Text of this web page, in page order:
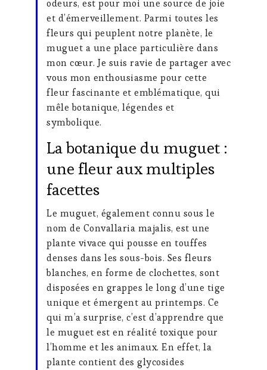
odeurs, est pour moi une source de joie
et d’émerveillement. Parmi toutes les
fleurs qui peuplent notre planète, le
muguet a une place particulière dans
mon cœur. Je suis ravie de partager avec
vous mon enthousiasme pour cette
fleur fascinante et emblématique, qui
mêle botanique, légendes et
symbolique.
La botanique du muguet :
une fleur aux multiples
facettes
Le muguet, également connu sous le
nom de Convallaria majalis, est une
plante vivace qui pousse en touffes
denses dans les sous-bois. Ses fleurs
blanches, en forme de clochettes, sont
disposées en grappes le long d’une tige
unique et émergent au printemps. Ce
qui m’a surprise, c’est d’apprendre que
le muguet est en réalité toxique pour
l’homme et les animaux. En effet, la
plante contient des glycosides